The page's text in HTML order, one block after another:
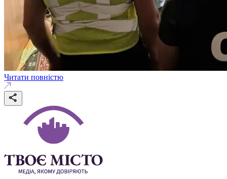
Читати повністю